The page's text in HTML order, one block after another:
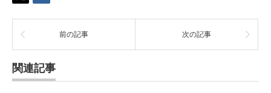
菓
い
と
う
総
前の記事 次の記事
関連記事